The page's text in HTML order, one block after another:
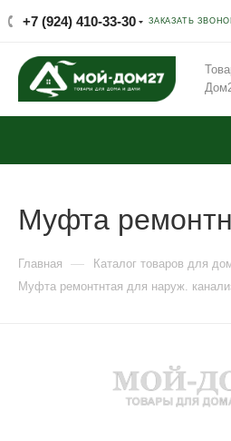
+7 (924) 410-33-30 ЗАКАЗАТЬ
Муфта
Главная — Каталог товаров для
Муфта ремонтнтая для наруж.